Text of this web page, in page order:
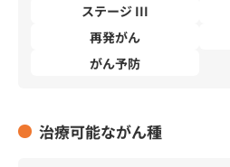
ステージ III
再発がん
がん予防
治療可能ながん種